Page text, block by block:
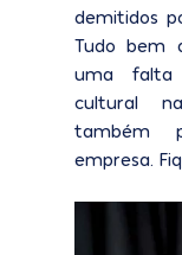
demitidos
Tudo bem
uma falta
cultural
também
empresa.